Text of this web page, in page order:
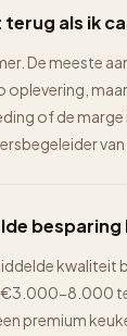
als ik
De meeste
of de marge
van
besparing
kwaliteit
8.000
premium